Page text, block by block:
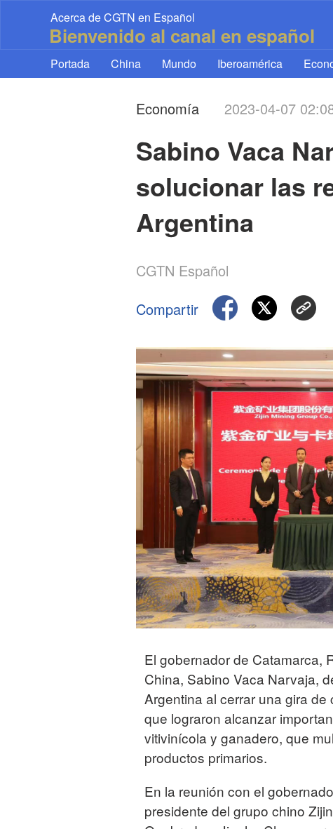
Acerca de CGTN en Español
Bienvenido al canal en español
Portada China Mundo Iberoamérica
Economía 2023-04-07
Sabino Vaca
solucionar las
Argentina
CGTN Español
Compartir
El gobernador de Catamarca,
China, Sabino Vaca Narvaja,
Argentina al cerrar una gira
que lograron alcanzar
vitivinícola y ganadero, que
productos primarios.
En la reunión con el
presidente del grupo chino